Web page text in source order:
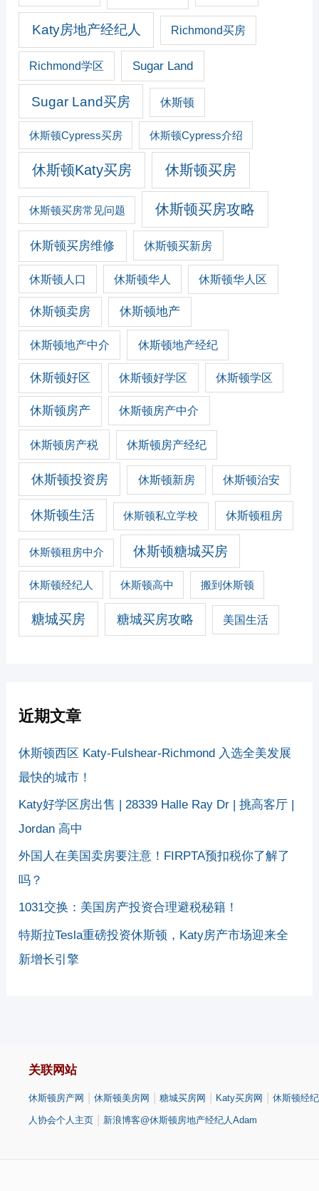
Katy房地产经纪人 Richmond买房
Richmond学区 Sugar Land
Sugar Land买房 休斯顿
休斯顿Cypress买房 休斯顿Cypress介绍
休斯顿Katy买房 休斯顿买房
休斯顿买房常见问题 休斯顿买房攻略
休斯顿买房维修 休斯顿买新房
休斯顿人口 休斯顿华人 休斯顿华人区
休斯顿卖房 休斯顿地产
休斯顿地产中介 休斯顿地产经纪
休斯顿好区 休斯顿好学区 休斯顿学区
休斯顿房产 休斯顿房产中介
休斯顿房产税 休斯顿房产经纪
休斯顿投资房 休斯顿新房 休斯顿治安
休斯顿生活 休斯顿私立学校 休斯顿租房
休斯顿租房中介 休斯顿糖城买房
休斯顿经纪人 休斯顿高中 搬到休斯顿
糖城买房 糖城买房攻略 美国生活
近期文章
休斯顿西区 Katy-Fulshear-Richmond 入选全美发展
最快的城市！
Katy好学区房出售 | 28339 Halle Ray Dr | 挑高客厅 |
Jordan 高中
外国人在美国卖房要注意！FIRPTA预扣税你了解了
吗？
1031交换：美国房产投资合理避税秘籍！
特斯拉Tesla重磅投资休斯顿，Katy房产市场迎来全
新增长引擎
关联网站
休斯顿房产网 休斯顿美房网 糖城买房网 Katy买房网 休斯顿经纪
人协会个人主页 新浪博客@休斯顿房地产经纪人Adam